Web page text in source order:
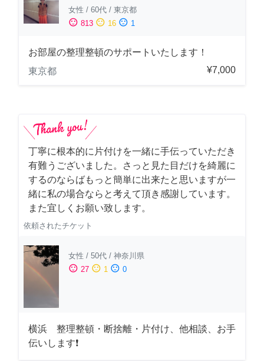
女性 / 60代 / 東京都
sentiment_satisfied 813 sentiment_neutral 16 sentiment_dissatisfied 1
お部屋の整理整頓のサポートいたします！
東京都
¥7,000
丁寧に根本的に片付けを一緒に手伝っていただき
有難うございました。さっと見た目だけを綺麗に
するのならばもっと簡単に出来たと思いますが一
緒に私の場合ならと考えて頂き感謝しています。
また宜しくお願い致します。
依頼されたチケット
女性 / 50代 / 神奈川県
sentiment_satisfied 27 sentiment_neutral 1 sentiment_dissatisfied 0
横浜 整理整頓・断捨離・片付け、他相談、お手
伝いします❗